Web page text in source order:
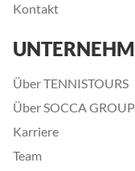
Kontakt
Über TENNISTOURS
Über SOCCA GROUP
Karriere
Team